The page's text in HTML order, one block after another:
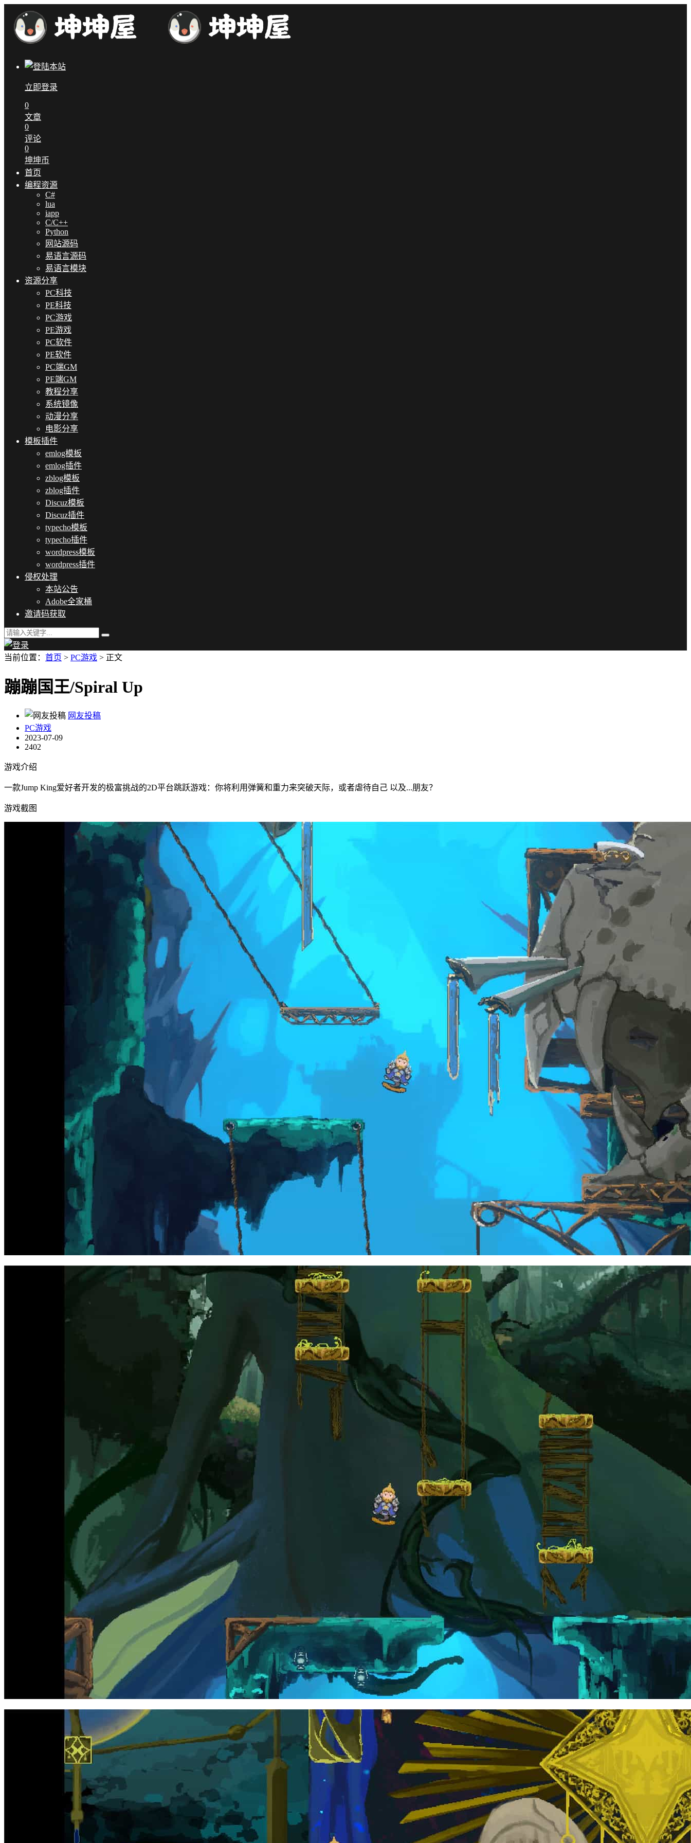
立即登录
0
文章
0
评论
0
坤坤币
首页
编程资源
C#
lua
iapp
C/C++
Python
网站源码
易语言源码
易语言模块
资源分享
PC科技
PE科技
PC游戏
PE游戏
PC软件
PE软件
PC端GM
PE端GM
教程分享
系统镜像
动漫分享
电影分享
模板插件
emlog模板
emlog插件
zblog模板
zblog插件
Discuz模板
Discuz插件
typecho模板
typecho插件
wordpress模板
wordpress插件
侵权处理
本站公告
Adobe全家桶
邀请码获取
当前位置： 首页 > PC游戏 > 正文
蹦蹦国王/Spiral Up
网友投稿
PC游戏
2023-07-09
2402
游戏介绍
一款Jump King爱好者开发的极富挑战的2D平台跳跃游戏：你将利用弹簧和重力来突破天际，或者虐待自己 以及...朋友？
游戏截图